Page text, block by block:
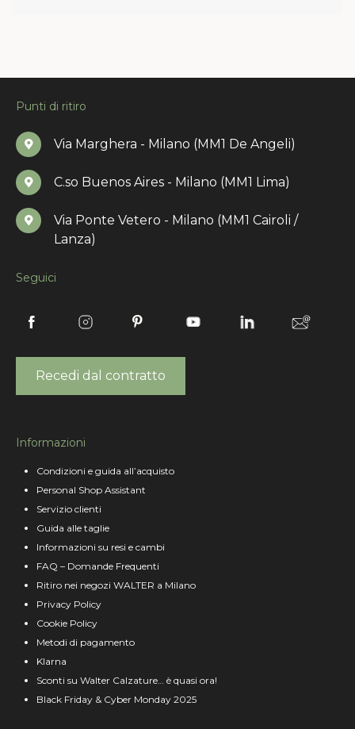
Punti di ritiro
Via Marghera - Milano (MM1 De Angeli)
C.so Buenos Aires - Milano (MM1 Lima)
Via Ponte Vetero - Milano (MM1 Cairoli /
Lanza)
Seguici
Recedi dal contratto
Informazioni
Condizioni e guida all’acquisto
Personal Shop Assistant
Servizio clienti
Guida alle taglie
Informazioni su resi e cambi
FAQ – Domande Frequenti
Ritiro nei negozi WALTER a Milano
Privacy Policy
Cookie Policy
Metodi di pagamento
Klarna
Sconti su Walter Calzature… è quasi ora!
Black Friday & Cyber Monday 2025